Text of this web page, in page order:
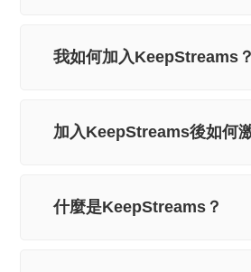
我如何加入KeepStreams？
加入KeepStreams後如何
什麼是KeepStreams？